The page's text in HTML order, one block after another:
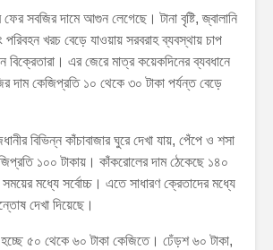
ফের সবজির দামে আগুন লেগেছে। টানা বৃষ্টি, জ্বালানি
খরচ বেড়ে যাওয়ায় সরবরাহ ব্যবস্থায় চাপ
বিক্রেতারা। এর জেরে মাত্র কয়েকদিনের ব্যবধানে
দাম কেজিপ্রতি ১০ থেকে ৩০ টাকা পর্যন্ত বেড়ে
বিভিন্ন কাঁচাবাজার ঘুরে দেখা যায়, পেঁপে ও শসা
১০০ টাকায়। কাঁকরোলের দাম ঠেকেছে ১৪০
সময়ের মধ্যে সর্বোচ্চ। এতে সাধারণ ক্রেতাদের মধ্যে
দেখা দিয়েছে।
হচ্ছে ৫০ থেকে ৬০ টাকা কেজিতে। ঢেঁড়শ ৬০ টাকা,